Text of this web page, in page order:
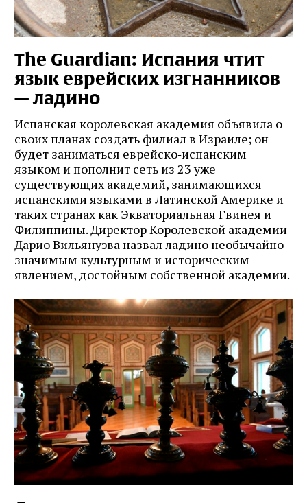
The Guardian: Испания чтит
язык еврейских изгнанников
— ладино
Испанская королевская академия объявила о
своих планах создать филиал в Израиле; он
будет заниматься еврейско‑испанским
языком и пополнит сеть из 23 уже
существующих академий, занимающихся
испанскими языками в Латинской Америке и
таких странах как Экваториальная Гвинея и
Филиппины. Директор Королевской академии
Дарио Вильянуэва назвал ладино необычайно
значимым культурным и историческим
явлением, достойным собственной академии.